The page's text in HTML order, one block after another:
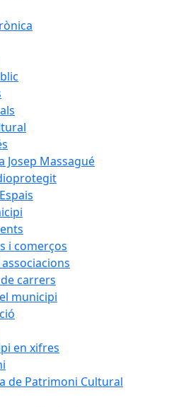
Josep Massagué
i comerços
carrers
municipi
en xifres
de Patrimoni Cultural